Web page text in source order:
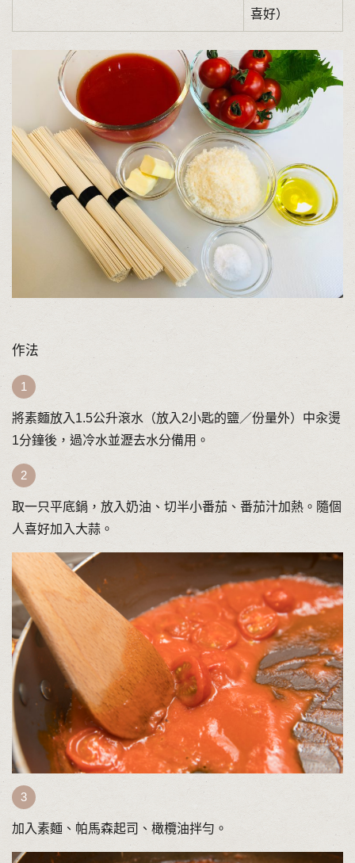
喜好）
作法
將素麵放入1.5公升滾水（放入2小匙的鹽／份量外）中汆燙
1分鐘後，過冷水並瀝去水分備用。
取一只平底鍋，放入奶油、切半小番茄、番茄汁加熱。隨個
人喜好加入大蒜。
加入素麵、帕馬森起司、橄欖油拌勻。